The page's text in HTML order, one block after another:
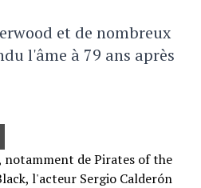
et de nombreux
l'âme à 79 ans après
notamment de Pirates of the
l'acteur Sergio Calderón